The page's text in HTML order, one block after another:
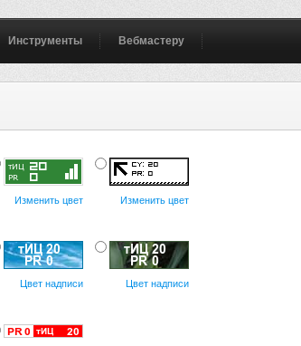
Инструменты Вебмастеру
Изменить цвет Изменить цвет
Цвет надписи Цвет надписи